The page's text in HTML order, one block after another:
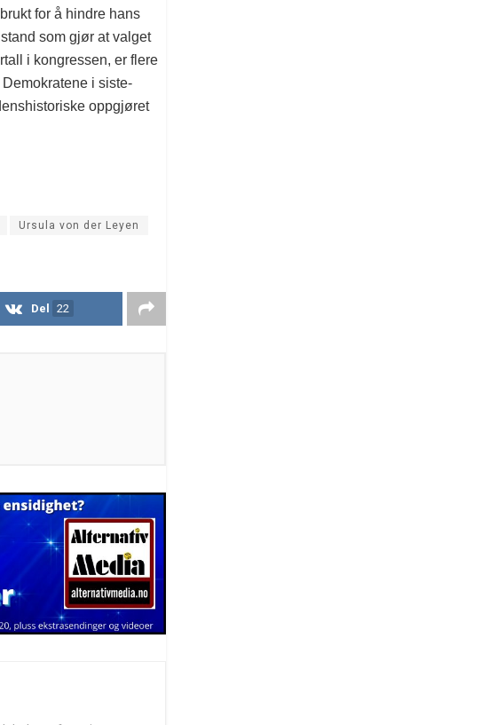
for å hindre hans
som gjør at valget
i kongressen, er flere
i siste-
oppgjøret
Ursula von der Leyen
Del 22